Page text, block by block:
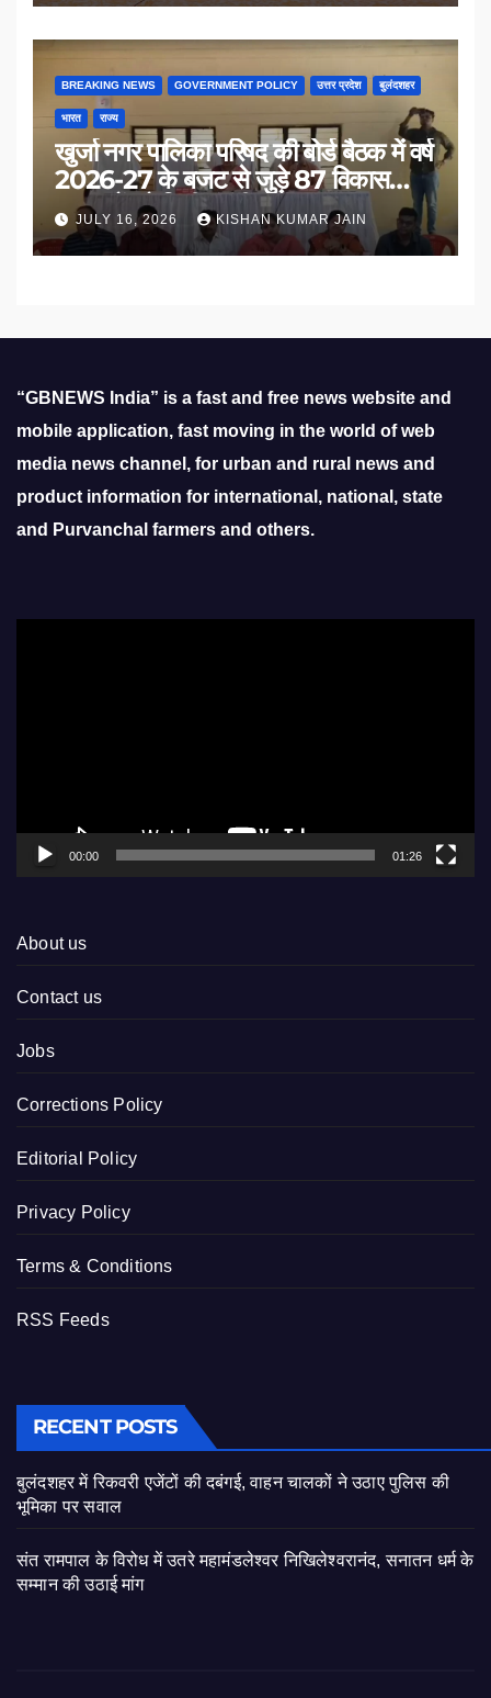
BREAKING NEWS GOVERNMENT POLICY उत्तर प्रदेश बुलंदशहर
भारत राज्य
खुर्जा नगर पालिका परिषद की बोर्ड बैठक में वर्ष
2026-27 के बजट से जुड़े 87 विकास
प्रस्तावों को मिली मंजूरी
JULY 16, 2026 KISHAN KUMAR JAIN
“GBNEWS India” is a fast and free news website and
mobile application, fast moving in the world of web
media news channel, for urban and rural news and
product information for international, national, state
and Purvanchal farmers and others.
00:00 01:26
About us
Contact us
Jobs
Corrections Policy
Editorial Policy
Privacy Policy
Terms & Conditions
RSS Feeds
RECENT POSTS
बुलंदशहर में रिकवरी एजेंटों की दबंगई, वाहन चालकों ने उठाए पुलिस की
भूमिका पर सवाल
संत रामपाल के विरोध में उतरे महामंडलेश्वर निखिलेश्वरानंद, सनातन धर्म के
सम्मान की उठाई मांग